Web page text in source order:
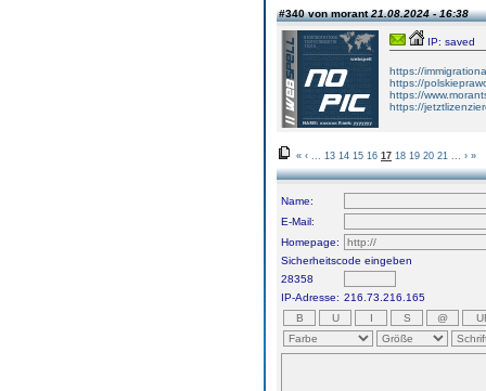
#340 von morant21.08.2024 - 16:38
IP: saved
https://
https://
https://
https://
« ‹ 13 14 15 16 17 18 19 20 21 › »
Name:
E-Mail:
Homepage:
Sicherheitscode eingeben
28358
IP-Adresse: 216.73.216.165